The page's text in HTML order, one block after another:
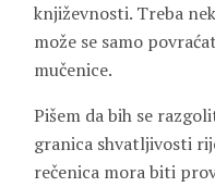
književnosti. Treba
može se samo
mučenice.
Pišem da bih se
granica shvatljivosti
rečenica mora biti